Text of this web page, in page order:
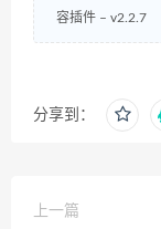
容插件 – v2.2.7
分享到：
上一篇